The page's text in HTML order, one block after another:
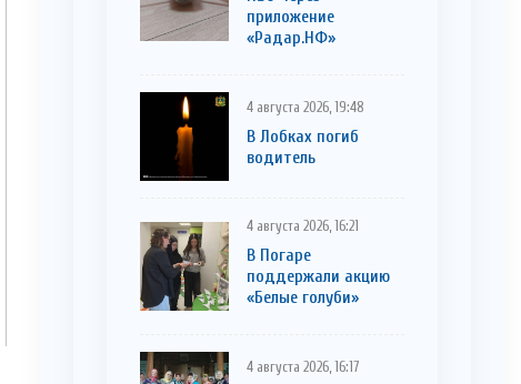
приложение
«Радар.НФ»
4 августа 2026, 19:48
В Лобках погиб
водитель
4 августа 2026, 16:21
В Погаре
поддержали акцию
«Белые голуби»
4 августа 2026, 16:17